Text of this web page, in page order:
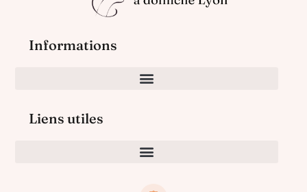
Informations
Liens utiles